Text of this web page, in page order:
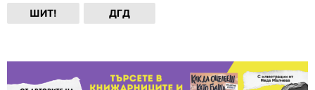
ШИТ! ДГД